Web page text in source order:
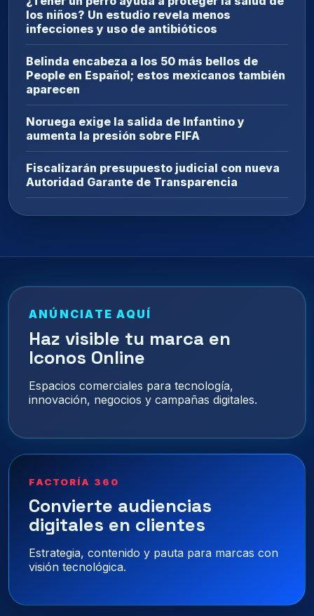
los niños? Un estudio revela menos
infecciones y uso de antibióticos
Belinda encabeza a los 50 más bellos de
People en Español; estos mexicanos también
aparecen
Noruega exige la salida de Infantino y
aumenta la presión sobre FIFA
Fiscalizarán presupuesto judicial con nueva
Autoridad Garante de Transparencia
ANÚNCIATE AQUÍ
Haz visible tu marca en
Iconos Online
Espacios comerciales para tecnología,
innovación, negocios y campañas digitales.
FACTORÍA 360
Convierte audiencias
digitales en clientes
Estrategia, contenido y pauta para marcas con
visión tecnológica.